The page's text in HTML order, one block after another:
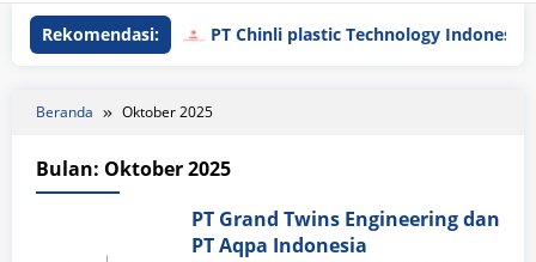
Rekomendasi: PT Chinli plastic Technology Indonesia
Beranda Oktober 2025
Bulan: Oktober 2025
PT Grand Twins Engineering dan
PT Aqpa Indonesia